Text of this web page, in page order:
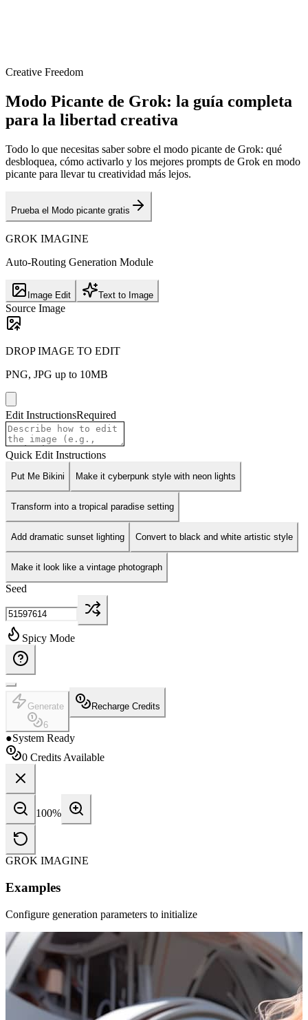
Creative Freedom
Modo Picante de Grok: la guía completa
para la libertad creativa
Todo lo que necesitas saber sobre el modo picante de Grok: qué
desbloquea, cómo activarlo y los mejores prompts de Grok en modo
picante para llevar tu creatividad más lejos.
Prueba el Modo picante gratis
GROK IMAGINE
Auto-Routing Generation Module
Image Edit Text to Image
Source Image
DROP IMAGE TO EDIT
PNG, JPG up to 10MB
Edit InstructionsRequired
Quick Edit Instructions
Put Me Bikini Make it cyberpunk style with neon lights
Transform into a tropical paradise setting
Add dramatic sunset lighting Convert to black and white artistic style
Make it look like a vintage photograph
Seed
Spicy Mode
Generate
6
Recharge Credits
●System Ready
0 Credits Available
100%
GROK IMAGINE
Examples
Configure generation parameters to initialize